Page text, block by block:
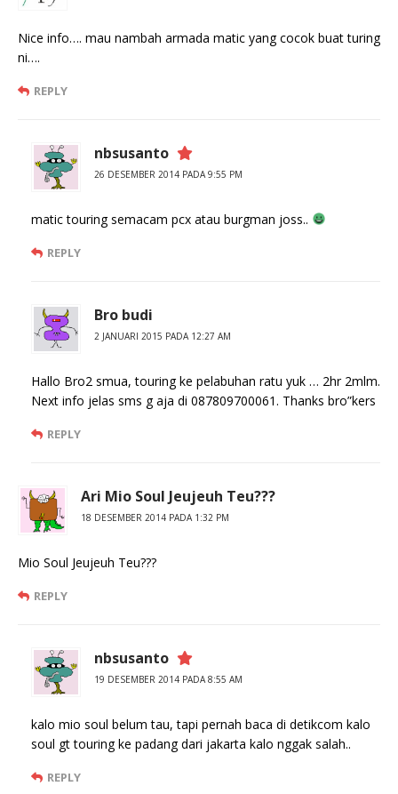
Nice info…. mau nambah armada matic yang cocok buat turing
ni….
REPLY
nbsusanto
26 DESEMBER 2014 PADA 9:55 PM
matic touring semacam pcx atau burgman joss..
REPLY
Bro budi
2 JANUARI 2015 PADA 12:27 AM
Hallo Bro2 smua, touring ke pelabuhan ratu yuk … 2hr 2mlm.
Next info jelas sms g aja di 087809700061. Thanks bro”kers
REPLY
Ari Mio Soul Jeujeuh Teu???
18 DESEMBER 2014 PADA 1:32 PM
Mio Soul Jeujeuh Teu???
REPLY
nbsusanto
19 DESEMBER 2014 PADA 8:55 AM
kalo mio soul belum tau, tapi pernah baca di detikcom kalo
soul gt touring ke padang dari jakarta kalo nggak salah..
REPLY